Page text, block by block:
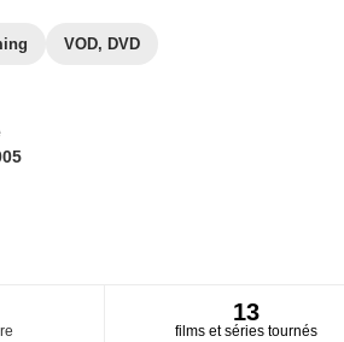
VOD, DVD
13
films et séries tournés